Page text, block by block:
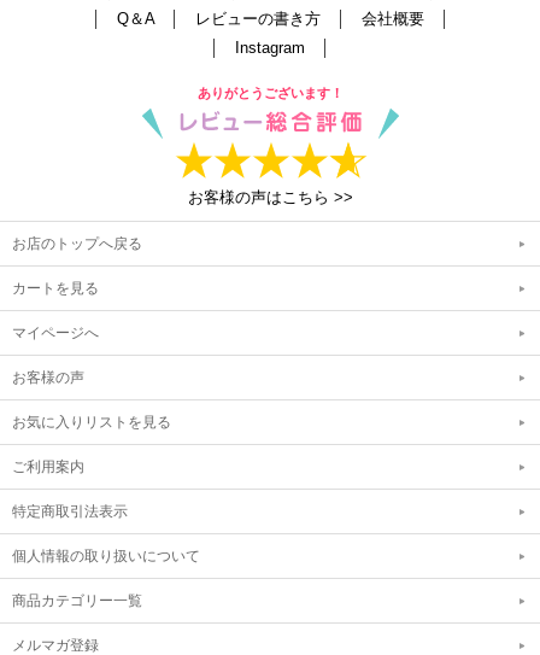
Q＆A│ レビューの書き方│ 会社概要│
Instagram
ありがとうございます！
お客様の声はこちら >>
お店のトップへ戻る
カートを見る
マイページへ
お客様の声
お気に入りリストを見る
ご利用案内
特定商取引法表示
個人情報の取り扱いについて
商品カテゴリー一覧
メルマガ登録